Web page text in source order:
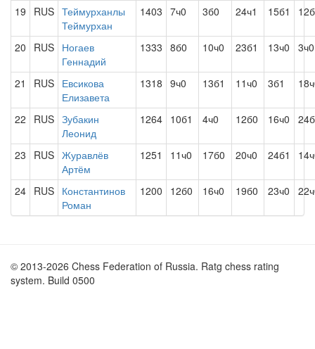
19 RUS Теймурханлы
Теймурхан
1403 7ч0 3б0 24ч1 15б1
20 RUS Ногаев
Геннадий
1333 8б0 10ч0 23б1 13ч0 3ч0
21 RUS Евсикова
Елизавета
1318 9ч0 13б1 11ч0 3б1
22 RUS Зубакин
Леонид
1264 10б1 4ч0 12б0 16ч0
23 RUS Журавлёв
Артём
1251 11ч0 17б0 20ч0 24б1
24 RUS Константинов
Роман
1200 12б0 16ч0 19б0 23ч0
© 2013-2026 Chess Federation of Russia. Ratg chess rating
system. Build 0500